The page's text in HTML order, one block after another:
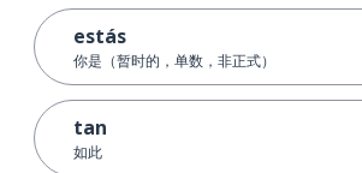
estás
你是（暂时的，单数，非正式）
tan
如此